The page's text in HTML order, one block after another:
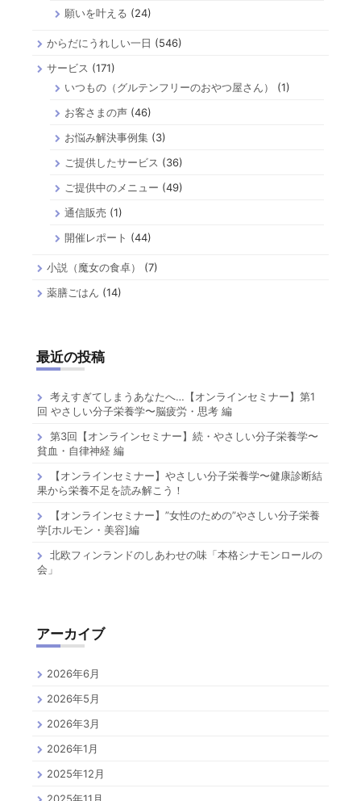
願いを叶える (24)
からだにうれしい一日 (546)
サービス (171)
いつもの（グルテンフリーのおやつ屋さん）
(1)
お客さまの声 (46)
お悩み解決事例集 (3)
ご提供したサービス (36)
ご提供中のメニュー (49)
通信販売 (1)
開催レポート (44)
小説（魔女の食卓）
(7)
薬膳ごはん (14)
最近の投稿
考えすぎてしまうあなたへ…【オンラインセミナー】第1
回 やさしい分子栄養学〜脳疲労・思考 編
第3回【オンラインセミナー】続・やさしい分子栄養学〜
貧血・自律神経 編
【オンラインセミナー】やさしい分子栄養学〜健康診断結
果から栄養不足を読み解こう！
【オンラインセミナー】”女性のための”やさしい分子栄養
学[ホルモン・美容]編
北欧フィンランドのしあわせの味「本格シナモンロールの
会」
アーカイブ
2026年6月
2026年5月
2026年3月
2026年1月
2025年12月